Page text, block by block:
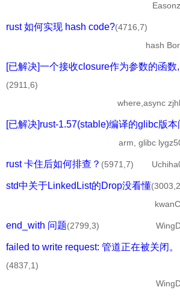
rust 如何实现 hash code?(4716,7)
hash
[已解决]一个接收closure作为参数的函
(2911,6)
where,async
[已解决]rust-1.57(stable)编译的glibc版本
arm, glibc
rust 卡住后如何排查？ (5971,7)
std中关于LinkedList的Drop没看懂
end_with 问题(2799,3)
failed to write request: 管道正在被关闭
(4837,1)